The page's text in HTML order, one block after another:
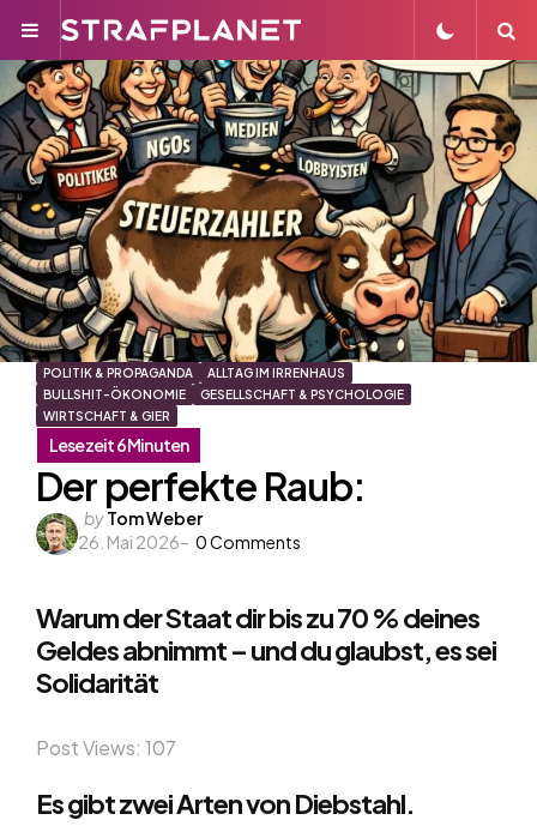
Menu
POLITIK & PROPAGANDA
ALLTAG IM IRRENHAUS
BULLSHIT-ÖKONOMIE
GESELLSCHAFT & PSYCHOLOGIE
WIRTSCHAFT & GIER
Der perfekte Raub:
Posted
by
byTom Weber
26. Mai 2026
0Comments
Warum der Staat dir bis zu 70 % deines
Geldes abnimmt – und du glaubst, es sei
Solidarität
Post Views: 107
Es gibt zwei Arten von Diebstahl.